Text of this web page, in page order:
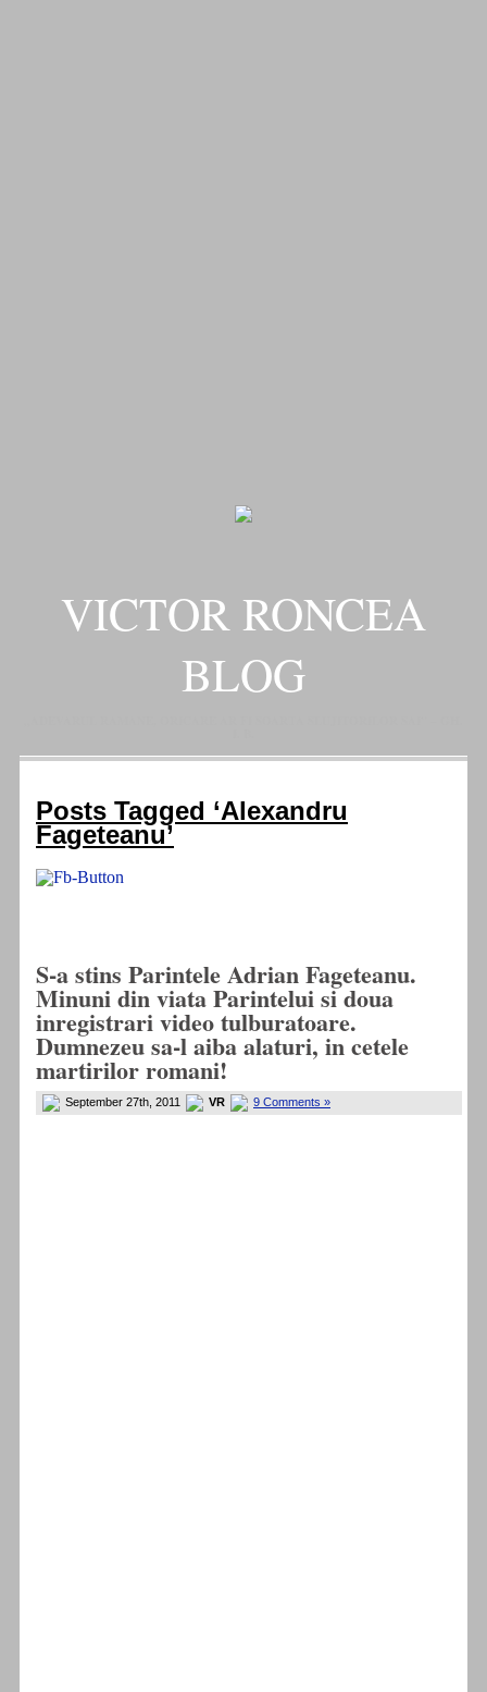
VICTOR RONCEA
BLOG
Posts Tagged ‘Alexandru
Fageteanu’
S-a stins Parintele Adrian Fageteanu.
Minuni din viata Parintelui si doua
inregistrari video tulburatoare.
Dumnezeu sa-l aiba alaturi, in cetele
martirilor romani!
September 27th, 2011 VR 9 Comments »